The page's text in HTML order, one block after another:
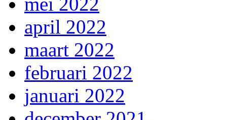
april 2022
maart 2022
februari 2022
januari 2022